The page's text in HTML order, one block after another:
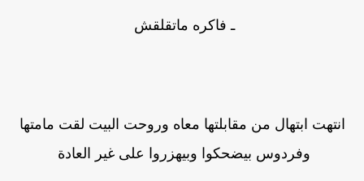
ـ فاكره ماتقلقش
انتهت ابتهال من مقابلتها معاه وروحت البيت لقت مامتها
وفردوس بيضحكوا وبيهزروا على غير العادة